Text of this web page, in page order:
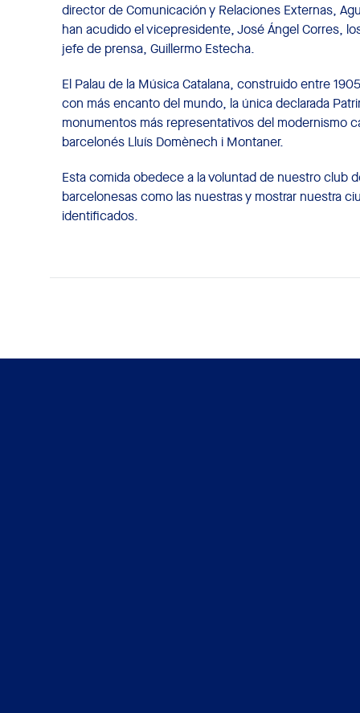
director de Comunicación y Relaciones Externas,
han acudido el vicepresidente, José Ángel Corres,
jefe de prensa, Guillermo Estecha.
El Palau de la Música Catalana, construido entre
con más encanto del mundo, la única declarada
monumentos más representativos del modernismo
barcelonés Lluís Domènech i Montaner.
Esta comida obedece a la voluntad de nuestro club
barcelonesas como las nuestras y mostrar nuestra
identificados.